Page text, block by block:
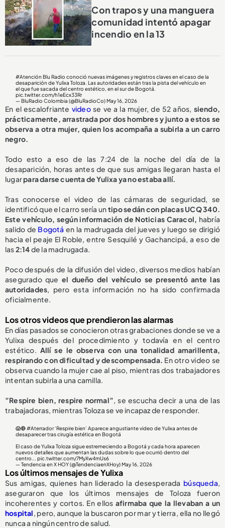
Con trapos y una manguera
comunidad intentó apagar
incendio en la 13
#Atención Blu Radio conoció nuevas imágenes y registros claves en el caso de la
desaparición de Yulixa Toloza. Las autoridades están tras la pista del vehículo en
el que fue sacada del centro estético, en el sur de Bogotá.
pic.twitter.com/h1eEcx33Rr
— BluRadio Colombia (@BluRadioCo)May 16, 2026
En el escalofriante videose ve a la mujer, de 52 años, siendo,
prácticamente, arrastrada por dos hombres y junto a estos se
observa a otra mujer, quien los acompaña a subirla a un carro
negro.
Todo esto a eso de las 7:24 de la noche del día de la
desaparición, horas antes de que sus amigas llegaran hasta el
lugarpara darse cuenta de Yulixa ya no estaba allí.
Tras conocerse el video de las cámaras de seguridad, se
identificó que el carro sería untipo sedán con placas UCQ 340.
Este vehículo, según información de Noticias Caracol, habría
salido de Bogotá en la madrugada del jueves y luego se dirigió
hacia el peaje El Roble, entre Sesquilé y Gachancipá, a eso de
las2:14de la madrugada.
Poco después de la difusión del video, diversos medios habían
asegurado que el dueño del vehículo se presentó ante las
autoridades, pero esta información no ha sido confirmada
oficialmente.
Los otros videos que prendieron las alarmas
En días pasados se conocieron otras grabaciones donde se ve a
Yulixa después del procedimiento y todavía en el centro
estético. Allí se le observa con una tonalidad amarillenta,
respirando con dificultad y descompensada. En otro video se
observa cuando la mujer cae al piso, mientras dos trabajadores
intentan subirla a una camilla.
”Respire bien, respire normal”, se escucha decir a una de las
trabajadoras, mientras Toloza se ve incapaz de responder.
😱🔴#Aterrador‘Respire bien’ Aparece angustiante video de Yulixa antes de
desaparecer tras cirugía estética en Bogotá
El caso de Yulixa Toloza sigue estremeciendo a Bogotá y cada hora aparecen
nuevos detalles que aumentan las dudas sobre lo que ocurrió dentro del
centro...pic.twitter.com/7MyXw4mUs6
— Tendencia en X HOY (@TendenciaenXHoy)May 16, 2026
Los últimos mensajes de Yulixa
Sus amigas, quienes han liderado la desesperada búsqueda,
aseguraron que los últimos mensajes de Toloza fueron
incoherentes y cortos. En ellos afirmaba que la llevaban a un
hospital, pero, aunque la buscaron por mar y tierra, ella no llegó
nunca a ningún centro de salud.